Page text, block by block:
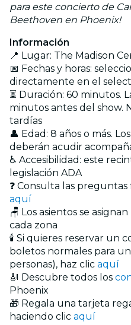
para este concierto de
Beethoven en Phoenix!
Información
📍 Lugar: The Madison
📅 Fechas y horas:
directamente en el
⏳ Duración: 60 minutos.
minutos antes del show.
tardías
👤 Edad: 8 años o más.
deberán acudir
♿ Accesibilidad: este
legislación ADA
❓ Consulta las
aquí
🪑 Los asientos se
cada zona
🕯️ Si quieres reservar un
boletos normales para
personas), haz clic aquí
🎻 Descubre todos los
Phoenix
🎁 Regala una tarjeta
haciendo clic aquí